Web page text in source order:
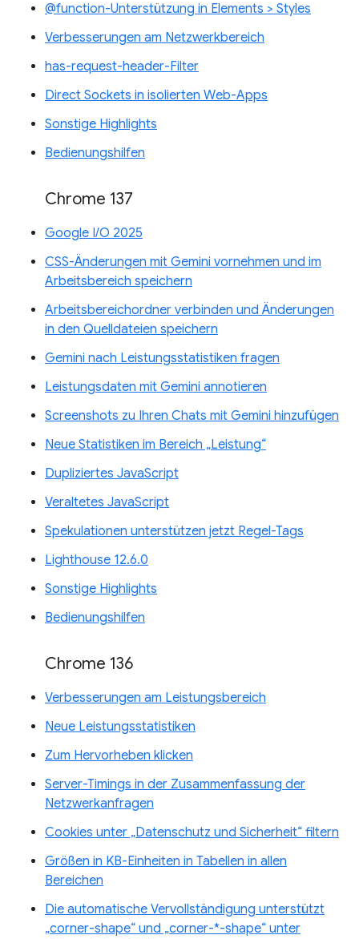
@function-Unterstützung in Elements > Styles
Verbesserungen am Netzwerkbereich
has-request-header-Filter
Direct Sockets in isolierten Web-Apps
Sonstige Highlights
Bedienungshilfen
Chrome 137
Google I/O 2025
CSS-Änderungen mit Gemini vornehmen und im
Arbeitsbereich speichern
Arbeitsbereichordner verbinden und Änderungen
in den Quelldateien speichern
Gemini nach Leistungsstatistiken fragen
Leistungsdaten mit Gemini annotieren
Screenshots zu Ihren Chats mit Gemini hinzufügen
Neue Statistiken im Bereich „Leistung“
Dupliziertes JavaScript
Veraltetes JavaScript
Spekulationen unterstützen jetzt Regel-Tags
Lighthouse 12.6.0
Sonstige Highlights
Bedienungshilfen
Chrome 136
Verbesserungen am Leistungsbereich
Neue Leistungsstatistiken
Zum Hervorheben klicken
Server-Timings in der Zusammenfassung der
Netzwerkanfragen
Cookies unter „Datenschutz und Sicherheit“ filtern
Größen in KB-Einheiten in Tabellen in allen
Bereichen
Die automatische Vervollständigung unterstützt
„corner-shape“ und „corner-*-shape“ unter